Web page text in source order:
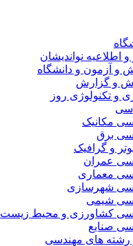
نواندیشان
و دانشگاه
گزارش
روز
گرافیک
کشاورزی و محیط زیست
های مهندسی